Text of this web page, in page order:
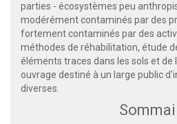
parties - écosystèmes peu
modérément contaminés par des
fortement contaminés par des
méthodes de réhabilitation, étude
éléments traces dans les sols et de
ouvrage destiné à un large public
diverses.